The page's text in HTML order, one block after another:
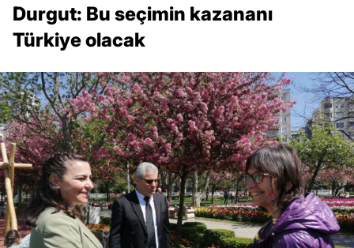
Durgut: Bu seçimin kazananı
Türkiye olacak